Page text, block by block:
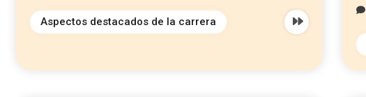
Aspectos destacados de la carrera